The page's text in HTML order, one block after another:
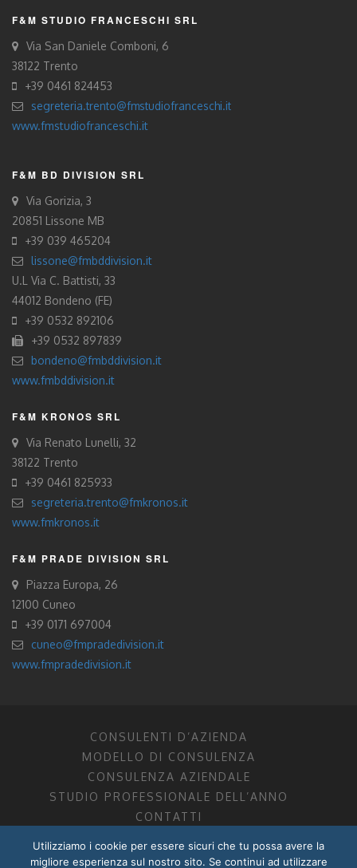
F&M STUDIO FRANCESCHI SRL
Via San Daniele Comboni, 6
38122 Trento
+39 0461 824453
segreteria.trento@fmstudiofranceschi.it
www.fmstudiofranceschi.it
F&M BD DIVISION SRL
Via Gorizia, 3
20851 Lissone MB
+39 039 465204
lissone@fmbddivision.it
U.L Via C. Battisti, 33
44012 Bondeno (FE)
+39 0532 892106
+39 0532 897839
bondeno@fmbddivision.it
www.fmbddivision.it
F&M KRONOS SRL
Via Renato Lunelli, 32
38122 Trento
+39 0461 825933
segreteria.trento@fmkronos.it
www.fmkronos.it
F&M PRADE DIVISION SRL
Piazza Europa, 26
12100 Cuneo
+39 0171 697004
cuneo@fmpradedivision.it
www.fmpradedivision.it
CONSULENTI D’AZIENDA
MODELLO DI CONSULENZA
CONSULENZA AZIENDALE
STUDIO PROFESSIONALE DELL’ANNO
CONTATTI
FM CONSULENTI D’AZIENDA SOCIETÀ TRA PROFESSIONISTI
Utilizziamo i cookie per essere sicuri che tu possa avere la
migliore esperienza sul nostro sito. Se continui ad utilizzare